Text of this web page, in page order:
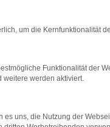
bestimmter
beheben.
um die Kernfunktionalität
Funktionalität der
weitere werden aktiviert.
es uns, die Nutzung der